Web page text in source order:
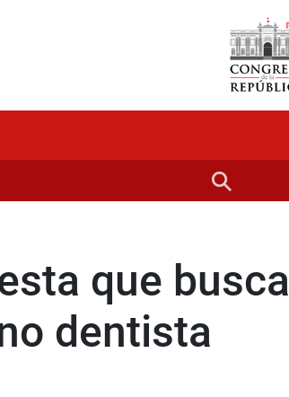
que busca
dentista